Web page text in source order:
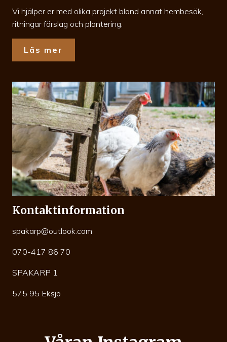
Vi hjälper er med olika projekt bland annat hembesök,
ritningar förslag och plantering.
Läs mer
Kontaktinformation
spakarp@outlook.com
070-417 86 70
SPAKARP 1
575 95 Eksjö